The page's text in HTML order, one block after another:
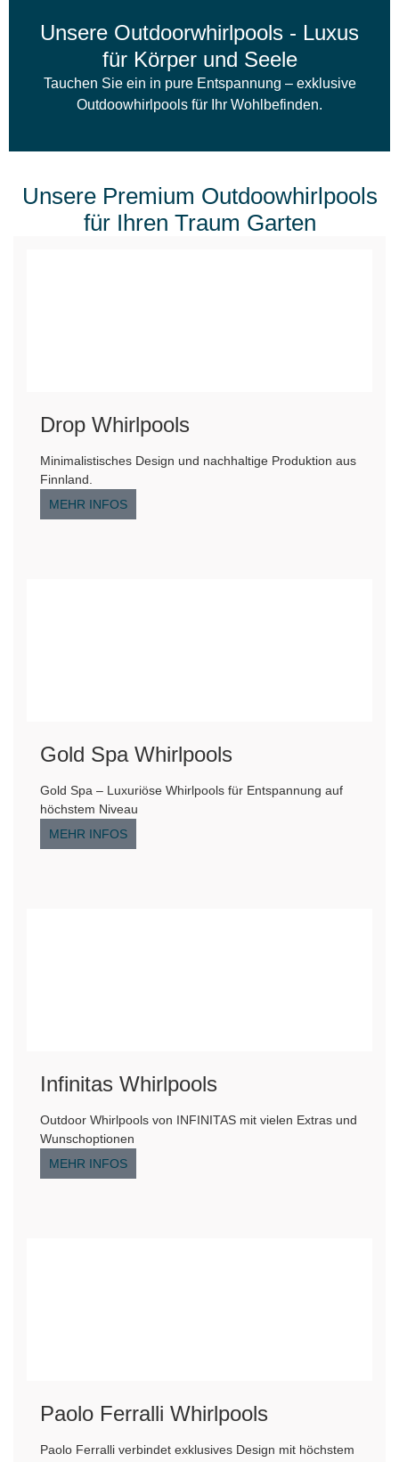
Unsere Outdoorwhirlpools - Luxus
für Körper und Seele
Tauchen Sie ein in pure Entspannung – exklusive
Outdoowhirlpools für Ihr Wohlbefinden.
Unsere Premium Outdoowhirlpools
für Ihren Traum Garten
Drop Whirlpools
Minimalistisches Design und nachhaltige Produktion aus
Finnland.
MEHR INFOS
Gold Spa Whirlpools
Gold Spa – Luxuriöse Whirlpools für Entspannung auf
höchstem Niveau
MEHR INFOS
Infinitas Whirlpools
Outdoor Whirlpools von INFINITAS mit vielen Extras und
Wunschoptionen
MEHR INFOS
Paolo Ferralli Whirlpools
Paolo Ferralli verbindet exklusives Design mit höchstem